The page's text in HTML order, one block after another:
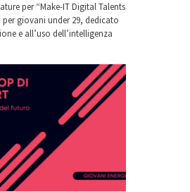
per “Make-IT Digital Talents
per giovani under 29, dedicato
e all’uso dell’intelligenza